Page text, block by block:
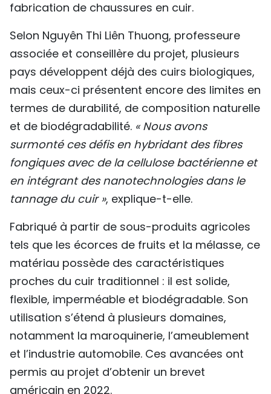
fabrication de chaussures en cuir.
Selon Nguyên Thi Liên Thuong, professeure
associée et conseillère du projet, plusieurs
pays développent déjà des cuirs biologiques,
mais ceux-ci présentent encore des limites en
termes de durabilité, de composition naturelle
et de biodégradabilité. « Nous avons
surmonté ces défis en hybridant des fibres
fongiques avec de la cellulose bactérienne et
en intégrant des nanotechnologies dans le
tannage du cuir », explique-t-elle.
Fabriqué à partir de sous-produits agricoles
tels que les écorces de fruits et la mélasse, ce
matériau possède des caractéristiques
proches du cuir traditionnel : il est solide,
flexible, imperméable et biodégradable. Son
utilisation s’étend à plusieurs domaines,
notamment la maroquinerie, l’ameublement
et l’industrie automobile. Ces avancées ont
permis au projet d’obtenir un brevet
américain en 2022.